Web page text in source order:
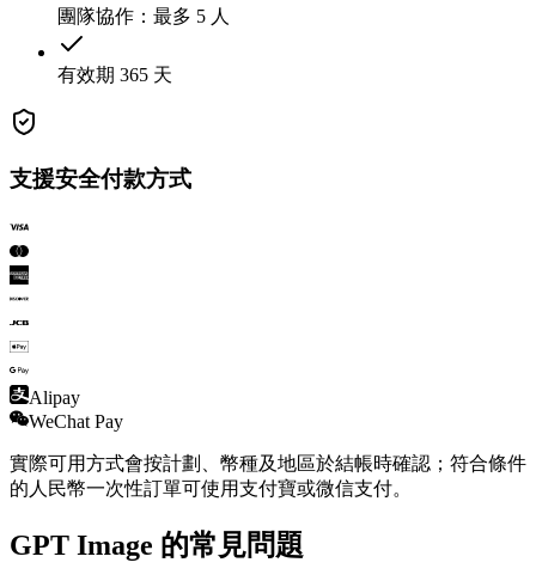
團隊協作：最多 5 人
有效期 365 天
支援安全付款方式
Alipay
WeChat Pay
實際可用方式會按計劃、幣種及地區於結帳時確認；符合條件
的人民幣一次性訂單可使用支付寶或微信支付。
GPT Image 的常見問題